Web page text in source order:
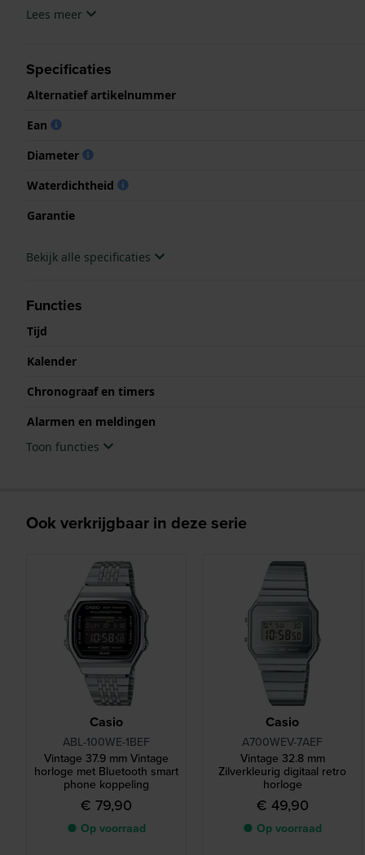
.Lees meer
Specificaties
Alternatief artikelnummer
Ean
Diameter
Waterdichtheid
Garantie
Bekijk alle specificaties
Functies
Tijd
Kalender
Chronograaf en timers
Alarmen en meldingen
Toon functies
Ook verkrijgbaar in deze serie
Casio
ABL-100WE-1BEF
Vintage 37.9 mm Vintage
horloge met Bluetooth smart
phone koppeling
€ 79,90
● Op voorraad
Casio
A700WEV-7AEF
Vintage 32.8 mm
Zilverkleurig digitaal retro
horloge
€ 49,90
● Op voorraad